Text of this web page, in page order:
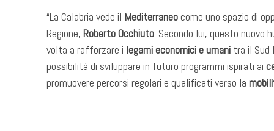
“La Calabria vede il Mediterraneocome uno spazio di
Regione, Roberto Occhiuto. Secondo lui, questo nuovo
volta a rafforzare i legami economici e umani tra il Sud
possibilità di sviluppare in futuro programmi ispirati ai
promuovere percorsi regolari e qualificati verso la